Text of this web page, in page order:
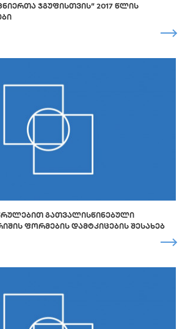
ᲯᲒᲣᲤᲘᲡᲗᲕᲘᲡ“ 2017 ᲬᲚᲘᲡ
ᲒᲐᲗᲕᲐᲚᲘᲡᲬᲘᲜᲔᲑᲣᲚᲘ
ᲤᲝᲠᲛᲔᲑᲘᲡ ᲓᲐᲛᲢᲙᲘᲪᲔᲑᲘᲡ ᲨᲔᲡᲐᲮᲔᲑ